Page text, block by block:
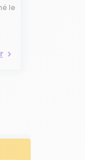
le